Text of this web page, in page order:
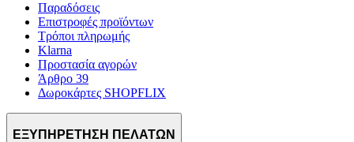
Παραδόσεις
Επιστροφές προϊόντων
Τρόποι πληρωμής
Klarna
Προστασία αγορών
Άρθρο 39
Δωροκάρτες SHOPFLIX
ΕΞΥΠΗΡΕΤΗΣΗ ΠΕΛΑΤΩΝ